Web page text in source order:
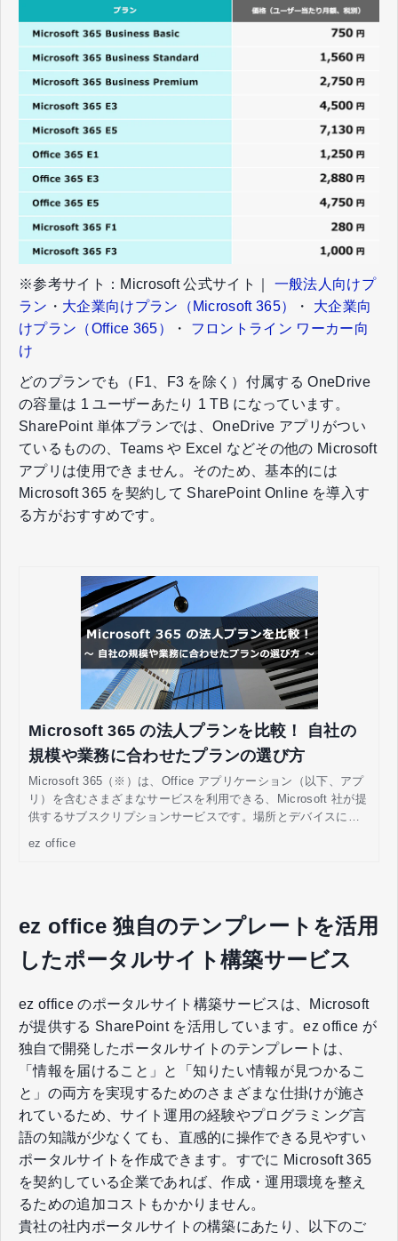
※参考サイト：Microsoft 公式サイト｜ 一般法人向けプ
ラン ・ 大企業向けプラン（Microsoft 365） ・ 大企業向
けプラン（Office 365）
・ フロントライン ワーカー向
け
どのプランでも（F1、F3 を除く）付属する OneDrive
の容量は 1 ユーザーあたり 1 TB になっています。
SharePoint 単体プランでは、OneDrive アプリがつい
ているものの、Teams や Excel などその他の Microsoft
アプリは使用できません。そのため、基本的には
Microsoft 365 を契約して SharePoint Online を導入す
る方がおすすめです。
Microsoft 365 の法人プランを比較！ 自社の
規模や業務に合わせたプランの選び方
Microsoft 365（※）は、Office アプリケーション（以下、アプ
リ）を含むさまざまなサービスを利用できる、Microsoft 社が提
供するサブスクリプションサービスです。場所とデバイスに依
どう選べばよいか」などと疑問を持つ方もいるのではないでし
ょうか。 この記事では、Microsoft 365 の法人向けプランの特
徴と料金、選び方について解説します。
ez office
ez office 独自のテンプレートを活用
したポータルサイト構築サービス
ez office のポータルサイト構築サービスは、Microsoft
が提供する SharePoint を活用しています。ez office が
独自で開発したポータルサイトのテンプレートは、
「情報を届けること」と「知りたい情報が見つかるこ
と」の両方を実現するためのさまざまな仕掛けが施さ
れているため、サイト運用の経験やプログラミング言
語の知識が少なくても、直感的に操作できる見やすい
ポータルサイトを作成できます。すでに Microsoft 365
を契約している企業であれば、作成・運用環境を整え
るための追加コストもかかりません。
貴社の社内ポータルサイトの構築にあたり、以下のご